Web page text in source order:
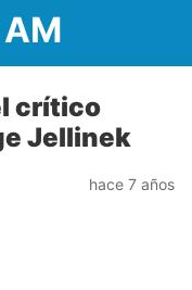
AM
crítico
Jellinek
hace 7 años